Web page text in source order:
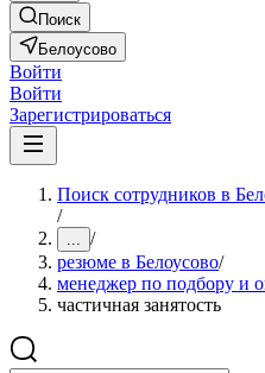
Поиск
Белоусово
Войти
Войти
Зарегистрироваться
Поиск сотрудников в
/
... /
резюме в Белоусово/
менеджер по подбору и
частичная занятость